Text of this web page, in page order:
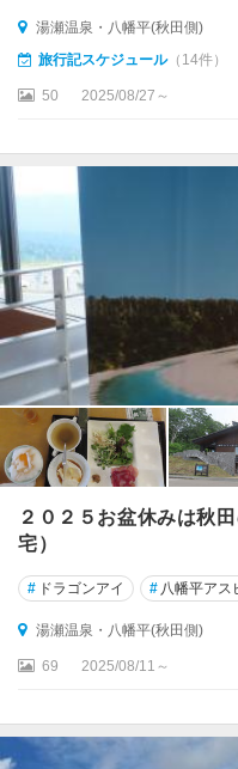
湯瀬温泉・八幡平(秋田側)
旅行記スケジュール（14件）
50 2025/08/27～
２０２５お盆休みは秋
宅）
# ドラゴンアイ # 八幡平アス
湯瀬温泉・八幡平(秋田側)
69 2025/08/11～